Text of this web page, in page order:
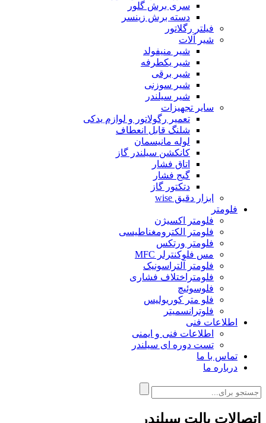
سری برش گلور
دسته برش زینسر
فیلتر رگلاتور
شیر آلات
شیر منیفولد
شیر یکطرفه
شیر برقی
شیر سوزنی
شیر سیلندر
سایر تجهیزات
تعمیر رگولاتور و لوازم یدکی
شلنگ قابل انعطاف
لوله مانیسمان
کانکشن سیلندر گاز
اتاق فشار
گیج فشار
دتکتور گاز
ابزار دقیق wise
فلومتر
فلومتر اکسیژن
فلومتر الکترومغناطیسی
فلومتر ورتکس
مس فلوکنترلر MFC
فلومتر آلتراسونیک
فلومتراختلاف فشاری
فلوسوئیچ
فلو متر کوریولیس
فلوترانسمیتر
اطلاعات فنی
اطلاعات فنی و ایمنی
تست دوره ای سیلندر
تماس با ما
درباره ما
اتصالات پالت سیلندر